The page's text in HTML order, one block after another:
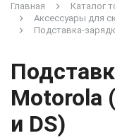
Главная Каталог
Аксессуары для
Подставка-
Motorola
и DS)